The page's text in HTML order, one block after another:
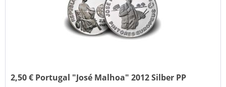
2,50 € Portugal "José Malhoa" 2012 Silber PP